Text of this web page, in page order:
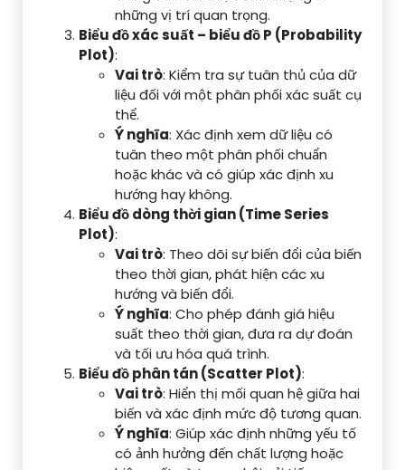
những vị trí quan trọng.
Biểu đồ xác suất – biểu đồ P (Probability
Plot):
Vai trò: Kiểm tra sự tuân thủ của dữ
liệu đối với một phân phối xác suất cụ
thể.
Ý nghĩa: Xác định xem dữ liệu có
tuân theo một phân phối chuẩn
hoặc khác và có giúp xác định xu
hướng hay không.
Biểu đồ dòng thời gian (Time Series
Plot):
Vai trò: Theo dõi sự biến đổi của biến
theo thời gian, phát hiện các xu
hướng và biến đổi.
Ý nghĩa: Cho phép đánh giá hiệu
suất theo thời gian, đưa ra dự đoán
và tối ưu hóa quá trình.
Biểu đồ phân tán (Scatter Plot):
Vai trò: Hiển thị mối quan hệ giữa hai
biến và xác định mức độ tương quan.
Ý nghĩa: Giúp xác định những yếu tố
có ảnh hưởng đến chất lượng hoặc